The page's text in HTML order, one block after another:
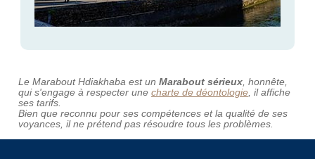
Le Marabout Hdiakhaba est un Marabout sérieux, honnête,
qui s'engage à respecter une charte de déontologie, il affiche
ses tarifs.
Bien que reconnu pour ses compétences et la qualité de ses
voyances, il ne prétend pas résoudre tous les problèmes.